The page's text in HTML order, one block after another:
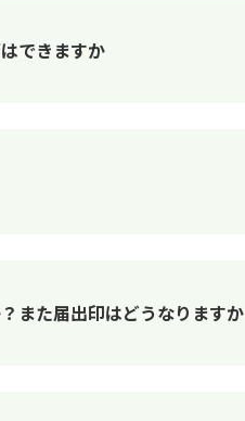
できますか
また届出印はどうなりますか